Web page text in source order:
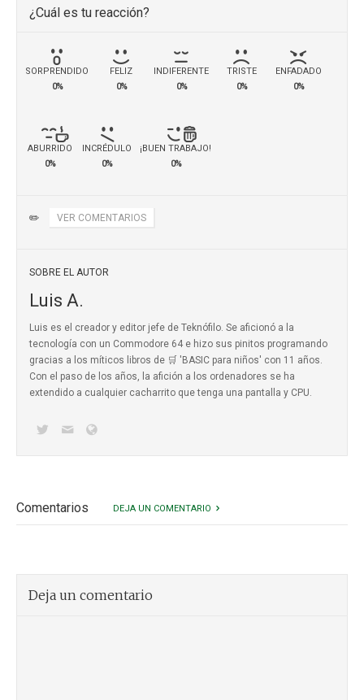
¿Cuál es tu reacción?
SORPRENDIDO
0%
FELIZ
0%
INDIFERENTE
0%
TRISTE
0%
ENFADADO
0%
ABURRIDO
0%
INCRÉDULO
0%
¡BUEN TRABAJO!
0%
✏️ VER COMENTARIOS
SOBRE EL AUTOR
Luis A.
Luis es el creador y editor jefe de Teknófilo. Se aficionó a la
tecnología con un Commodore 64 e hizo sus pinitos programando
gracias a los míticos libros de 🛒 'BASIC para niños' con 11 años.
Con el paso de los años, la afición a los ordenadores se ha
extendido a cualquier cacharrito que tenga una pantalla y CPU.
Comentarios DEJA UN COMENTARIO
Deja un comentario